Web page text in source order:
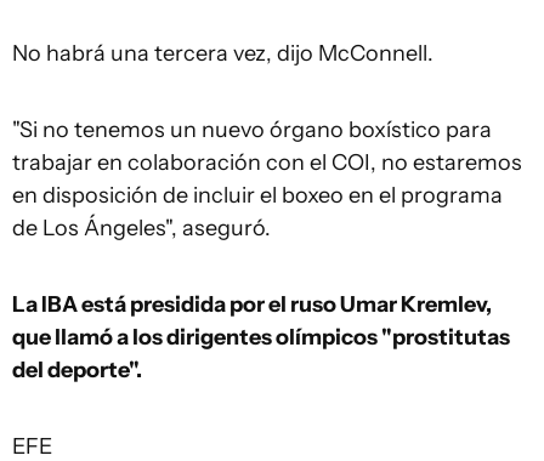
No habrá una tercera vez, dijo McConnell.
"Si no tenemos un nuevo órgano boxístico para
trabajar en colaboración con el COI, no estaremos
en disposición de incluir el boxeo en el programa
de Los Ángeles", aseguró.
La IBA está presidida por el ruso Umar Kremlev,
que llamó a los dirigentes olímpicos "prostitutas
del deporte".
EFE